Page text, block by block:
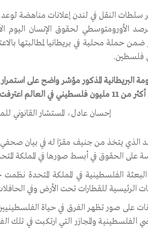
الأورومتوسطي لحقوق الإنسان
ضمن حملة محلية في بريطانيا لمطالبتها
فلسطين.
البريطانية المذكور مؤشر واضح على
بحقهم في تقرير المصير وإقامة دولتهم
إحسان عادل، المستشار القانوني
الذي يتخذ من جنيف مقرًا له في بيان
على الحقوق في أبسط صورها في المملكة
الرئيسية للقطارات تحت الأرض وفي
الفلسطينية والمجازر التي ارتكبت في